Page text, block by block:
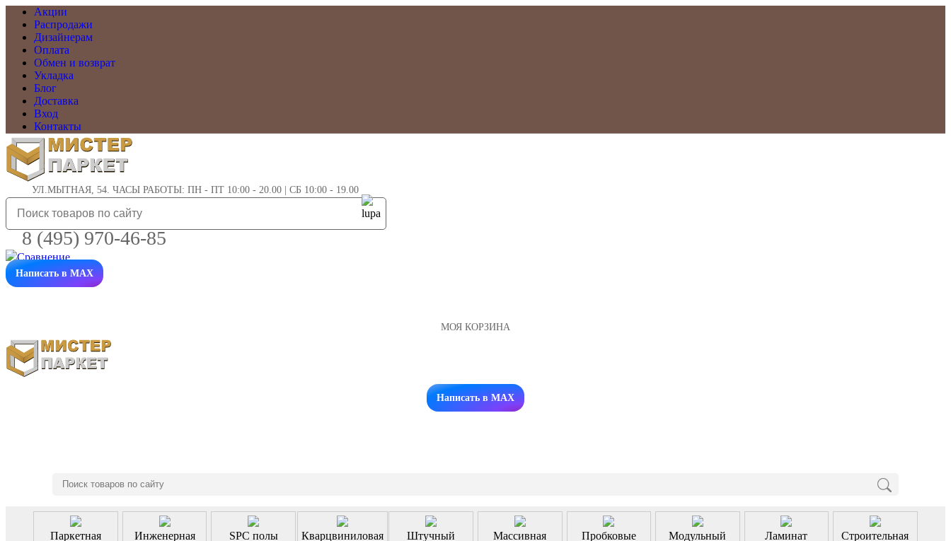
Акции
Распродажи
Дизайнерам
Оплата
Обмен и возврат
Укладка
Блог
Доставка
Вход
Контакты
УЛ.МЫТНАЯ, 54. ЧАСЫ РАБОТЫ: ПН - ПТ 10:00 - 20.00 | СБ 10:00 - 19.00
8 (495) 970-46-85
Написать в MAX
МОЯ КОРЗИНА
Заказать звонок
Написать в MAX
Паркетная
Инженерная
SPC полы
Кварцвиниловая
Штучный
Массивная
Пробковые
Модульный
Ламинат
Строительная